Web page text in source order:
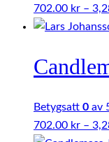
702.00 kr –
Betygsatt 0 av
702.00 kr –